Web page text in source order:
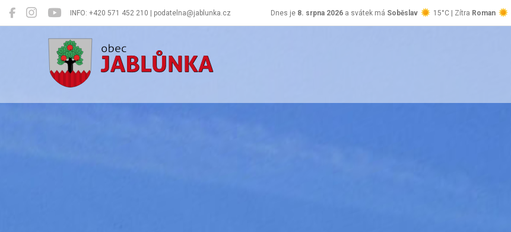
INFO: +420 571 452 210 | podatelna@jablunka.cz Dnes je 8. srpna 2026 a svátek má Soběslav 15°C | Zítra Roman
Jablůnka